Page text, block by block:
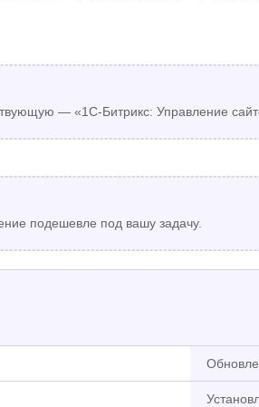
— «1С-Битрикс: Управление
подешевле под вашу задачу.